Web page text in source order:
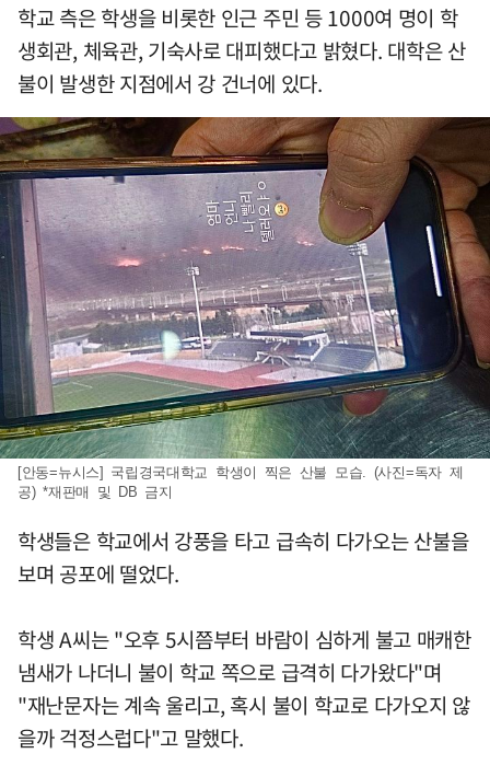
학교 측은 학생을 비롯한 인근 주민 등 1000여 명이 학
생회관, 체육관, 기숙사로 대피했다고 밝혔다. 대학은 산
불이 발생한 지점에서 강 건너에 있다.
[안동=뉴시스] 국립경국대학교 학생이 찍은 산불 모습. (사진=독자 제
공) *재판매 및 DB 금지
학생들은 학교에서 강풍을 타고 급속히 다가오는 산불을
보며 공포에 떨었다.
학생 A씨는 "오후 5시쯤부터 바람이 심하게 불고 매캐한
냄새가 나더니 불이 학교 쪽으로 급격히 다가왔다"며
"재난문자는 계속 울리고, 혹시 불이 학교로 다가오지 않
을까 걱정스럽다"고 말했다.